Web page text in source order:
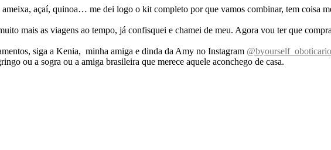
açaí, quinoa… me dei logo o kit completo por que vamos combinar, tem coisa
mais as viagens ao tempo, já confisquei e chamei de meu. Agora vou ter que
siga a Kenia, minha amiga e dinda da Amy no Instagram @byourself_oboticario
ou a sogra ou a amiga brasileira que merece aquele aconchego de casa.